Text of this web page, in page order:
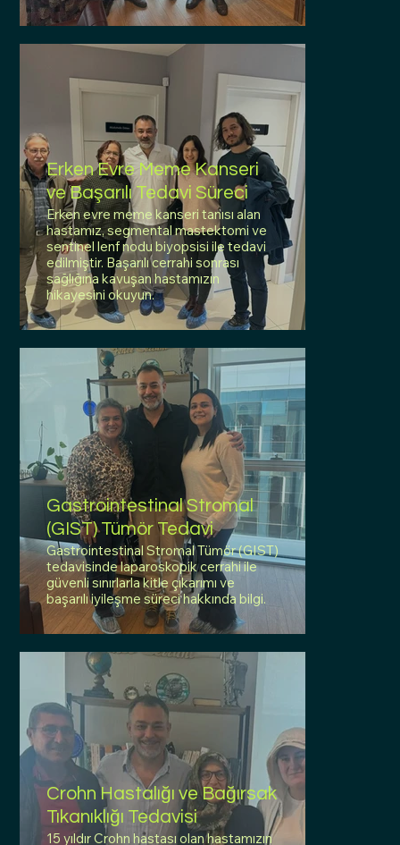
Erken Evre Meme Kanseri
ve Başarılı Tedavi Süreci
Erken evre meme kanseri tanısı alan
hastamız, segmental mastektomi ve
sentinel lenf nodu biyopsisi ile tedavi
edilmiştir. Başarılı cerrahi sonrası
sağlığına kavuşan hastamızın
hikayesini okuyun.
Gastrointestinal Stromal
(GIST) Tümör Tedavi
Gastrointestinal Stromal Tümör (GIST)
tedavisinde laparoskopik cerrahi ile
güvenli sınırlarla kitle çıkarımı ve
başarılı iyileşme süreci hakkında bilgi.
Crohn Hastalığı ve Bağırsak
Tıkanıklığı Tedavisi
15 yıldır Crohn hastası olan hastamızın